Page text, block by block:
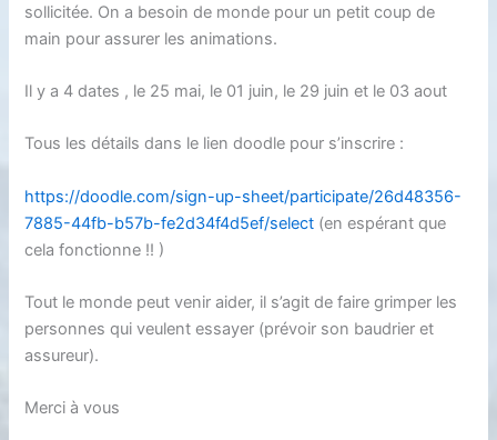
sollicitée. On a besoin de monde pour un petit coup de
main pour assurer les animations.
Il y a 4 dates , le 25 mai, le 01 juin, le 29 juin et le 03 aout
Tous les détails dans le lien doodle pour s’inscrire :
https://doodle.com/sign-up-sheet/participate/26d48356-
7885-44fb-b57b-fe2d34f4d5ef/select (en espérant que
cela fonctionne !! )
Tout le monde peut venir aider, il s’agit de faire grimper les
personnes qui veulent essayer (prévoir son baudrier et
assureur).
Merci à vous